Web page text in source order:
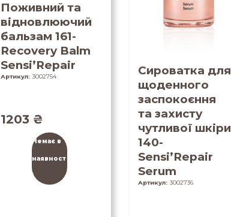
Поживний та
відновлюючий
бальзам 161-
Recovery Balm
Sensi’Repair
Артикул: 3002754
1203 ₴
Немає в
наявност
і
Сироватка для
щоденного
заспокоєння
та захисту
чутливої шкіри
140-
Sensi’Repair
Serum
Артикул: 3002736